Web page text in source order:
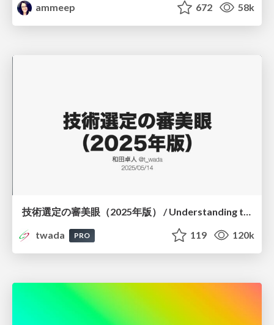
ammeep
672 58k
技術選定の審美眼（2025年版） / Understanding the Spiral of Technologies 2025 edition
twada
PRO 119 120k